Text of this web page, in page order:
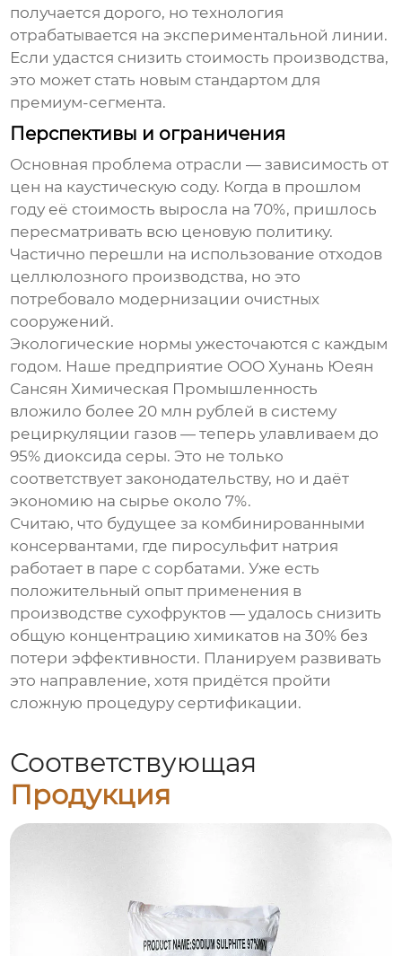
получается дорого, но технология
отрабатывается на экспериментальной линии.
Если удастся снизить стоимость производства,
это может стать новым стандартом для
премиум-сегмента.
Перспективы и ограничения
Основная проблема отрасли — зависимость от
цен на каустическую соду. Когда в прошлом
году её стоимость выросла на 70%, пришлось
пересматривать всю ценовую политику.
Частично перешли на использование отходов
целлюлозного производства, но это
потребовало модернизации очистных
сооружений.
Экологические нормы ужесточаются с каждым
годом. Наше предприятие OOO Хунань Юеян
Сансян Химическая Промышленность
вложило более 20 млн рублей в систему
рециркуляции газов — теперь улавливаем до
95% диоксида серы. Это не только
соответствует законодательству, но и даёт
экономию на сырье около 7%.
Считаю, что будущее за комбинированными
консервантами, где пиросульфит натрия
работает в паре с сорбатами. Уже есть
положительный опыт применения в
производстве сухофруктов — удалось снизить
общую концентрацию химикатов на 30% без
потери эффективности. Планируем развивать
это направление, хотя придётся пройти
сложную процедуру сертификации.
Соответствующая
Продукция